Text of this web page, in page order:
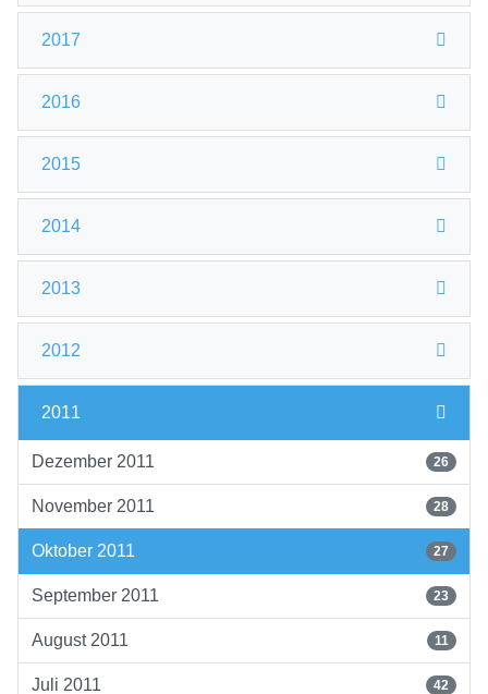
2017
2016
2015
2014
2013
2012
2011
Dezember 2011 26
November 2011 28
Oktober 2011 27
September 2011 23
August 2011 11
Juli 2011 42